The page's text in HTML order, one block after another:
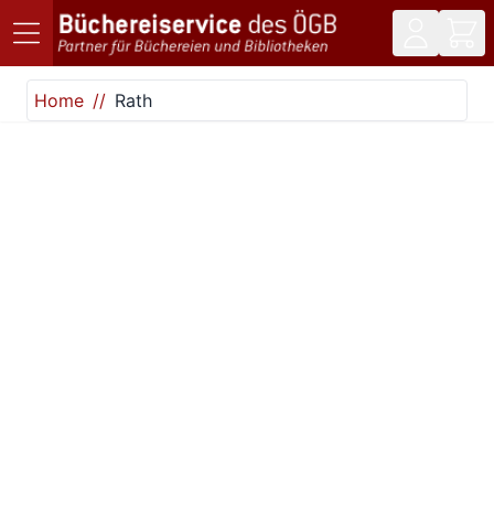
Direkt zum Inhalt
Home
Rath